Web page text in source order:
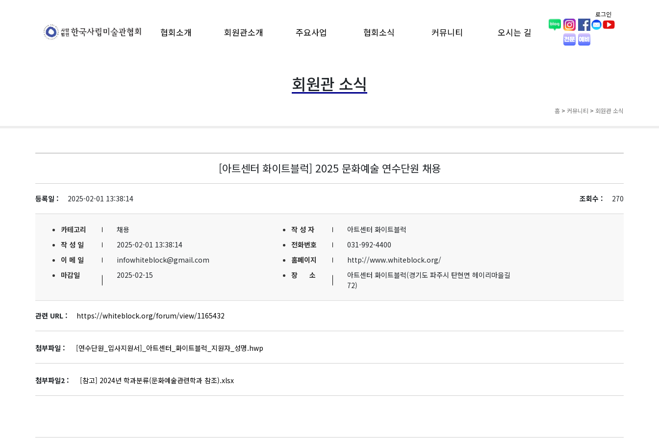
로그인
협회소개 회원관소개 주요사업 협회소식 커뮤니티 오시는 길
회원관 소식
홈 > 커뮤니티 > 회원관 소식
[아트센터 화이트블럭] 2025 문화예술 연수단원 채용
등록일 : 2025-02-01 13:38:14 조회수 : 270
카테고리 채용 작 성 자
아트센터 화이트블럭
작 성 일
2025-02-01 13:38:14 전화번호
031-992-4400
이 메 일
infowhiteblock@gmail.com 홈페이지
http://www.whiteblock.org/
마감일
2025-02-15 장 소
아트센터 화이트블럭(경기도 파주시 탄현면 헤이리마을길
72)
관련 URL : https://whiteblock.org/forum/view/1165432
첨부파일 : [연수단원_입사지원서]_아트센터_화이트블럭_지원자_성명.hwp
첨부파일2 : [참고] 2024년 학과분류(문화예술관련학과 참조).xlsx